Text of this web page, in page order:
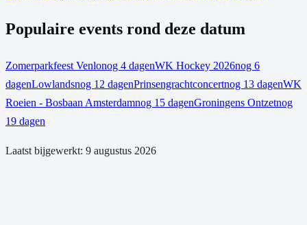
Populaire events rond deze datum
Zomerparkfeest Venlonog 4 dagenWK Hockey 2026nog 6
dagenLowlandsnog 12 dagenPrinsengrachtconcertnog 13 dagenWK
Roeien - Bosbaan Amsterdamnog 15 dagenGroningens Ontzetnog
19 dagen
Laatst bijgewerkt: 9 augustus 2026